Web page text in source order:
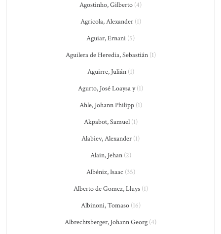
Agostinho, Gilberto (4)
Agricola, Alexander(1)
Aguiar, Ernani (5)
Aguilera de Heredia, Sebastián(1)
Aguirre, Julián(1)
Agurto, José Loaysa y(1)
Ahle, Johann Philipp(1)
Akpabot, Samuel(1)
Alabiev, Alexander (1)
Alain, Jehan(2)
Albéniz, Isaac (35)
Alberto de Gomez, Lluys(1)
Albinoni, Tomaso(16)
Albrechtsberger, Johann Georg (4)